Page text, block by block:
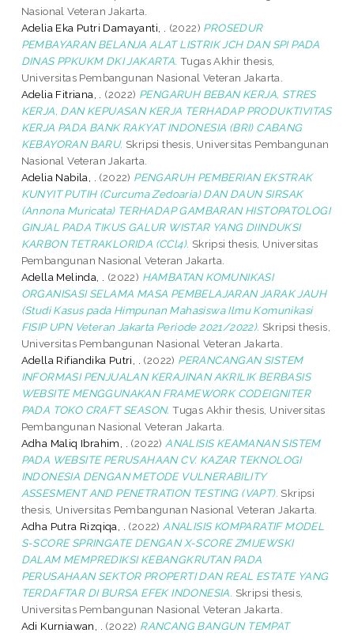
Nasional Veteran Jakarta.
Adelia Eka Putri Damayanti, .
(2022) PROSEDUR
PEMBAYARAN BELANJA ALAT LISTRIK JCH DAN SPI PADA
DINAS PPKUKM DKI JAKARTA. Tugas Akhir thesis,
Universitas Pembangunan Nasional Veteran Jakarta.
Adelia Fitriana, .
(2022) PENGARUH BEBAN KERJA, STRES
KERJA, DAN KEPUASAN KERJA TERHADAP PRODUKTIVITAS
KERJA PADA BANK RAKYAT INDONESIA (BRI) CABANG
KEBAYORAN BARU. Skripsi thesis, Universitas Pembangunan
Nasional Veteran Jakarta.
Adelia Nabila, .
(2022) PENGARUH PEMBERIAN EKSTRAK
KUNYIT PUTIH (Curcuma Zedoaria) DAN DAUN SIRSAK
(Annona Muricata) TERHADAP GAMBARAN HISTOPATOLOGI
GINJAL PADA TIKUS GALUR WISTAR YANG DIINDUKSI
KARBON TETRAKLORIDA (CCl4). Skripsi thesis, Universitas
Pembangunan Nasional Veteran Jakarta.
Adella Melinda, .
(2022) HAMBATAN KOMUNIKASI
ORGANISASI SELAMA MASA PEMBELAJARAN JARAK JAUH
(Studi Kasus pada Himpunan Mahasiswa Ilmu Komunikasi
FISIP UPN Veteran Jakarta Periode 2021/2022). Skripsi thesis,
Universitas Pembangunan Nasional Veteran Jakarta.
Adella Rifiandika Putri, .
(2022) PERANCANGAN SISTEM
INFORMASI PENJUALAN KERAJINAN AKRILIK BERBASIS
WEBSITE MENGGUNAKAN FRAMEWORK CODEIGNITER
PADA TOKO CRAFT SEASON. Tugas Akhir thesis, Universitas
Pembangunan Nasional Veteran Jakarta.
Adha Maliq Ibrahim, .
(2022) ANALISIS KEAMANAN SISTEM
PADA WEBSITE PERUSAHAAN CV. KAZAR TEKNOLOGI
INDONESIA DENGAN METODE VULNERABILITY
ASSESMENT AND PENETRATION TESTING (VAPT). Skripsi
thesis, Universitas Pembangunan Nasional Veteran Jakarta.
Adha Putra Rizqiqa, .
(2022) ANALISIS KOMPARATIF MODEL
S-SCORE SPRINGATE DENGAN X-SCORE ZMIJEWSKI
DALAM MEMPREDIKSI KEBANGKRUTAN PADA
PERUSAHAAN SEKTOR PROPERTI DAN REAL ESTATE YANG
TERDAFTAR DI BURSA EFEK INDONESIA. Skripsi thesis,
Universitas Pembangunan Nasional Veteran Jakarta.
Adi Kurniawan, .
(2022) RANCANG BANGUN TEMPAT